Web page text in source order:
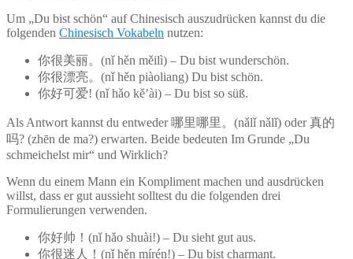
Um „Du bist schön“ auf Chinesisch auszudrücken kannst du die
folgenden Chinesisch Vokabeln nutzen:
你很美丽。(nǐ hěn měilì) – Du bist wunderschön.
你很漂亮。(nǐ hěn piàoliang) Du bist schön.
你好可爱! (nǐ hǎo kě’ài) – Du bist so süß.
Als Antwort kannst du entweder 哪里哪里。(nǎlǐ nǎlǐ) oder 真的
吗? (zhēn de ma?) erwarten. Beide bedeuten Im Grunde „Du
schmeichelst mir“ und Wirklich?
Wenn du einem Mann ein Kompliment machen und ausdrücken
willst, dass er gut aussieht solltest du die folgenden drei
Formulierungen verwenden.
你好帅！(nǐ hǎo shuài!) – Du sieht gut aus.
你很迷人！(nǐ hěn mírén!) – Du bist charmant.